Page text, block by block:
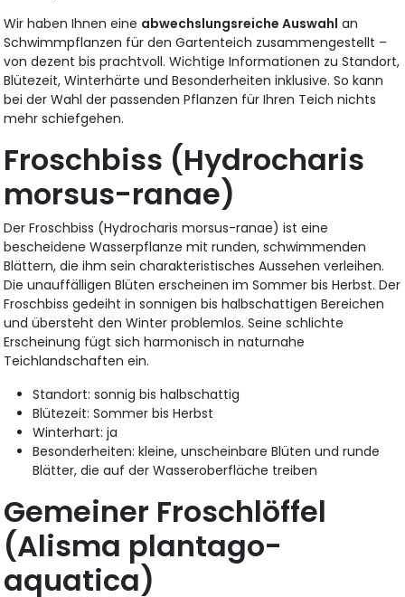
Wir haben Ihnen eine abwechslungsreiche Auswahl an
Schwimmpflanzen für den Gartenteich zusammengestellt –
von dezent bis prachtvoll. Wichtige Informationen zu Standort,
Blütezeit, Winterhärte und Besonderheiten inklusive. So kann
bei der Wahl der passenden Pflanzen für Ihren Teich nichts
mehr schiefgehen.
Froschbiss (Hydrocharis
morsus-ranae)
Der Froschbiss (Hydrocharis morsus-ranae) ist eine
bescheidene Wasserpflanze mit runden, schwimmenden
Blättern, die ihm sein charakteristisches Aussehen verleihen.
Die unauffälligen Blüten erscheinen im Sommer bis Herbst. Der
Froschbiss gedeiht in sonnigen bis halbschattigen Bereichen
und übersteht den Winter problemlos. Seine schlichte
Erscheinung fügt sich harmonisch in naturnahe
Teichlandschaften ein.
Standort: sonnig bis halbschattig
Blütezeit: Sommer bis Herbst
Winterhart: ja
Besonderheiten: kleine, unscheinbare Blüten und runde
Blätter, die auf der Wasseroberfläche treiben
Gemeiner Froschlöffel
(Alisma plantago-
aquatica)